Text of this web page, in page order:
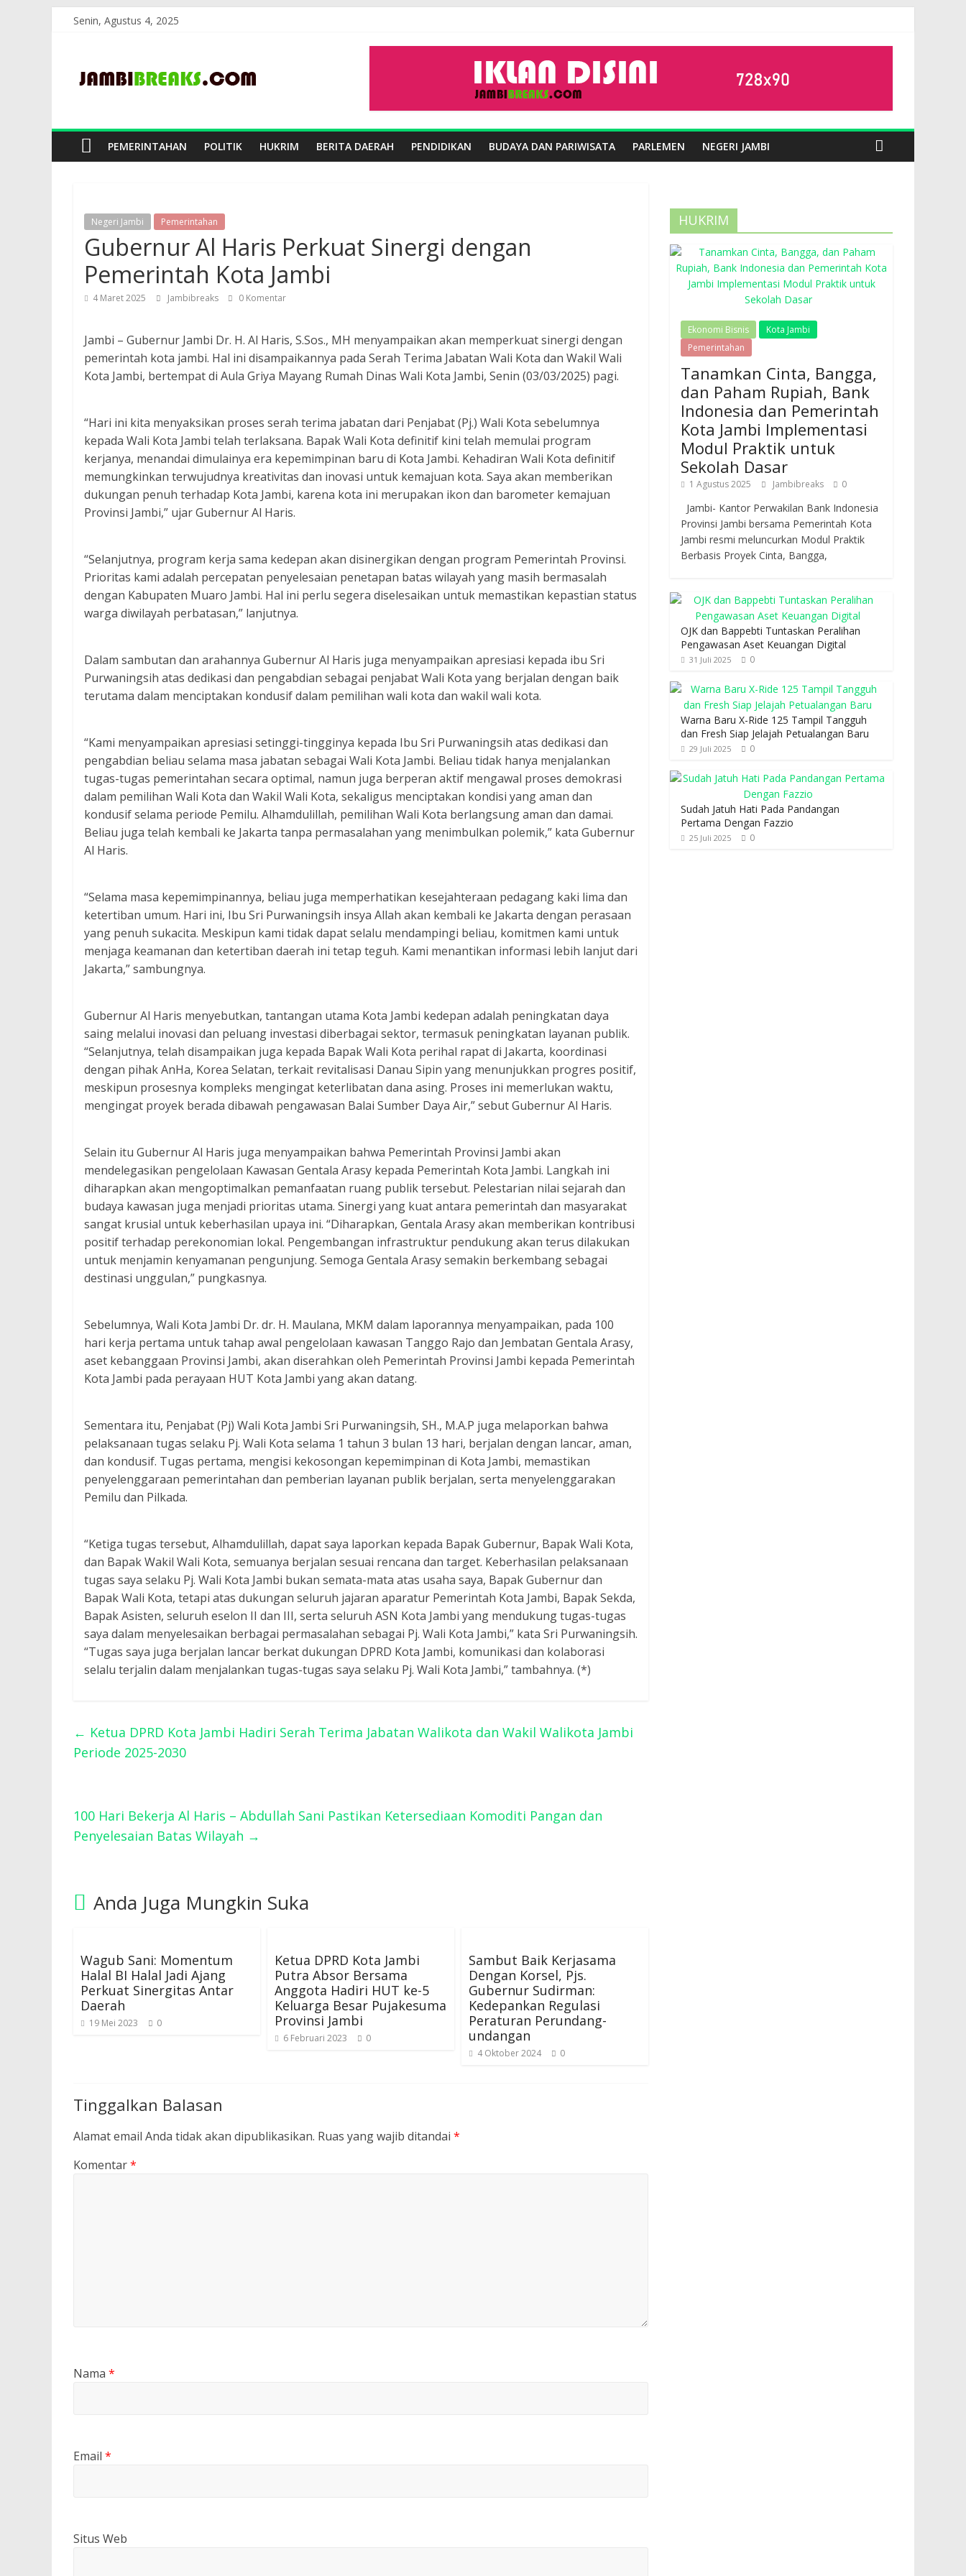
Senin, Agustus 4, 2025
JambiBreaks
PEMERINTAHAN POLITIK HUKRIM BERITA DAERAH PENDIDIKAN BUDAYA DAN PARIWISATA PARLEMEN NEGERI JAMBI
Negeri Jambi Pemerintahan
Gubernur Al Haris Perkuat Sinergi dengan
Pemerintah Kota Jambi
4 Maret 2025 Jambibreaks 0 Komentar
Jambi – Gubernur Jambi Dr. H. Al Haris, S.Sos., MH menyampaikan akan memperkuat sinergi dengan
pemerintah kota jambi. Hal ini disampaikannya pada Serah Terima Jabatan Wali Kota dan Wakil Wali
Kota Jambi, bertempat di Aula Griya Mayang Rumah Dinas Wali Kota Jambi, Senin (03/03/2025) pagi.
“Hari ini kita menyaksikan proses serah terima jabatan dari Penjabat (Pj.) Wali Kota sebelumnya
kepada Wali Kota Jambi telah terlaksana. Bapak Wali Kota definitif kini telah memulai program
kerjanya, menandai dimulainya era kepemimpinan baru di Kota Jambi. Kehadiran Wali Kota definitif
memungkinkan terwujudnya kreativitas dan inovasi untuk kemajuan kota. Saya akan memberikan
dukungan penuh terhadap Kota Jambi, karena kota ini merupakan ikon dan barometer kemajuan
Provinsi Jambi,” ujar Gubernur Al Haris.
“Selanjutnya, program kerja sama kedepan akan disinergikan dengan program Pemerintah Provinsi.
Prioritas kami adalah percepatan penyelesaian penetapan batas wilayah yang masih bermasalah
dengan Kabupaten Muaro Jambi. Hal ini perlu segera diselesaikan untuk memastikan kepastian status
warga diwilayah perbatasan,” lanjutnya.
Dalam sambutan dan arahannya Gubernur Al Haris juga menyampaikan apresiasi kepada ibu Sri
Purwaningsih atas dedikasi dan pengabdian sebagai penjabat Wali Kota yang berjalan dengan baik
terutama dalam menciptakan kondusif dalam pemilihan wali kota dan wakil wali kota.
“Kami menyampaikan apresiasi setinggi-tingginya kepada Ibu Sri Purwaningsih atas dedikasi dan
pengabdian beliau selama masa jabatan sebagai Wali Kota Jambi. Beliau tidak hanya menjalankan
tugas-tugas pemerintahan secara optimal, namun juga berperan aktif mengawal proses demokrasi
dalam pemilihan Wali Kota dan Wakil Wali Kota, sekaligus menciptakan kondisi yang aman dan
kondusif selama periode Pemilu. Alhamdulillah, pemilihan Wali Kota berlangsung aman dan damai.
Beliau juga telah kembali ke Jakarta tanpa permasalahan yang menimbulkan polemik,” kata Gubernur
Al Haris.
“Selama masa kepemimpinannya, beliau juga memperhatikan kesejahteraan pedagang kaki lima dan
ketertiban umum. Hari ini, Ibu Sri Purwaningsih insya Allah akan kembali ke Jakarta dengan perasaan
yang penuh sukacita. Meskipun kami tidak dapat selalu mendampingi beliau, komitmen kami untuk
menjaga keamanan dan ketertiban daerah ini tetap teguh. Kami menantikan informasi lebih lanjut dari
Jakarta,” sambungnya.
Gubernur Al Haris menyebutkan, tantangan utama Kota Jambi kedepan adalah peningkatan daya
saing melalui inovasi dan peluang investasi diberbagai sektor, termasuk peningkatan layanan publik.
“Selanjutnya, telah disampaikan juga kepada Bapak Wali Kota perihal rapat di Jakarta, koordinasi
dengan pihak AnHa, Korea Selatan, terkait revitalisasi Danau Sipin yang menunjukkan progres positif,
meskipun prosesnya kompleks mengingat keterlibatan dana asing. Proses ini memerlukan waktu,
mengingat proyek berada dibawah pengawasan Balai Sumber Daya Air,” sebut Gubernur Al Haris.
Selain itu Gubernur Al Haris juga menyampaikan bahwa Pemerintah Provinsi Jambi akan
mendelegasikan pengelolaan Kawasan Gentala Arasy kepada Pemerintah Kota Jambi. Langkah ini
diharapkan akan mengoptimalkan pemanfaatan ruang publik tersebut. Pelestarian nilai sejarah dan
budaya kawasan juga menjadi prioritas utama. Sinergi yang kuat antara pemerintah dan masyarakat
sangat krusial untuk keberhasilan upaya ini. “Diharapkan, Gentala Arasy akan memberikan kontribusi
positif terhadap perekonomian lokal. Pengembangan infrastruktur pendukung akan terus dilakukan
untuk menjamin kenyamanan pengunjung. Semoga Gentala Arasy semakin berkembang sebagai
destinasi unggulan,” pungkasnya.
Sebelumnya, Wali Kota Jambi Dr. dr. H. Maulana, MKM dalam laporannya menyampaikan, pada 100
hari kerja pertama untuk tahap awal pengelolaan kawasan Tanggo Rajo dan Jembatan Gentala Arasy,
aset kebanggaan Provinsi Jambi, akan diserahkan oleh Pemerintah Provinsi Jambi kepada Pemerintah
Kota Jambi pada perayaan HUT Kota Jambi yang akan datang.
Sementara itu, Penjabat (Pj) Wali Kota Jambi Sri Purwaningsih, SH., M.A.P juga melaporkan bahwa
pelaksanaan tugas selaku Pj. Wali Kota selama 1 tahun 3 bulan 13 hari, berjalan dengan lancar, aman,
dan kondusif. Tugas pertama, mengisi kekosongan kepemimpinan di Kota Jambi, memastikan
penyelenggaraan pemerintahan dan pemberian layanan publik berjalan, serta menyelenggarakan
Pemilu dan Pilkada.
“Ketiga tugas tersebut, Alhamdulillah, dapat saya laporkan kepada Bapak Gubernur, Bapak Wali Kota,
dan Bapak Wakil Wali Kota, semuanya berjalan sesuai rencana dan target. Keberhasilan pelaksanaan
tugas saya selaku Pj. Wali Kota Jambi bukan semata-mata atas usaha saya, Bapak Gubernur dan
Bapak Wali Kota, tetapi atas dukungan seluruh jajaran aparatur Pemerintah Kota Jambi, Bapak Sekda,
Bapak Asisten, seluruh eselon II dan III, serta seluruh ASN Kota Jambi yang mendukung tugas-tugas
saya dalam menyelesaikan berbagai permasalahan sebagai Pj. Wali Kota Jambi,” kata Sri Purwaningsih.
“Tugas saya juga berjalan lancar berkat dukungan DPRD Kota Jambi, komunikasi dan kolaborasi
selalu terjalin dalam menjalankan tugas-tugas saya selaku Pj. Wali Kota Jambi,” tambahnya. (*)
← Ketua DPRD Kota Jambi Hadiri Serah Terima Jabatan Walikota dan Wakil Walikota Jambi
Periode 2025-2030
100 Hari Bekerja Al Haris – Abdullah Sani Pastikan Ketersediaan Komoditi Pangan dan
Penyelesaian Batas Wilayah →
Anda Juga Mungkin Suka
Wagub Sani: Momentum
Halal BI Halal Jadi Ajang
Perkuat Sinergitas Antar
Daerah
19 Mei 2023 0
Ketua DPRD Kota Jambi
Putra Absor Bersama
Anggota Hadiri HUT ke-5
Keluarga Besar Pujakesuma
Provinsi Jambi
6 Februari 2023 0
Sambut Baik Kerjasama
Dengan Korsel, Pjs.
Gubernur Sudirman:
Kedepankan Regulasi
Peraturan Perundang-
undangan
4 Oktober 2024 0
Tinggalkan Balasan
Alamat email Anda tidak akan dipublikasikan. Ruas yang wajib ditandai *
Komentar*
Nama *
Email *
Situs Web
HUKRIM
Ekonomi Bisnis
Kota Jambi
Pemerintahan
Tanamkan Cinta, Bangga,
dan Paham Rupiah, Bank
Indonesia dan Pemerintah
Kota Jambi Implementasi
Modul Praktik untuk
Sekolah Dasar
1 Agustus 2025 Jambibreaks 0
Jambi- Kantor Perwakilan Bank Indonesia
Provinsi Jambi bersama Pemerintah Kota
Jambi resmi meluncurkan Modul Praktik
Berbasis Proyek Cinta, Bangga,
OJK dan Bappebti Tuntaskan Peralihan
Pengawasan Aset Keuangan Digital
31 Juli 2025 0
Warna Baru X-Ride 125 Tampil Tangguh
dan Fresh Siap Jelajah Petualangan Baru
29 Juli 2025 0
Sudah Jatuh Hati Pada Pandangan
Pertama Dengan Fazzio
25 Juli 2025 0